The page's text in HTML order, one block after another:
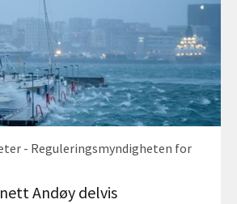
- Reguleringsmyndigheten for
Andøy delvis